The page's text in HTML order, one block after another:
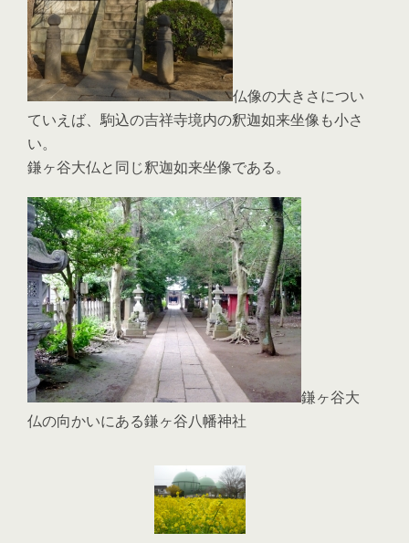
仏像の大きさについ
ていえば、駒込の吉祥寺境内の釈迦如来坐像も小さ
い。
鎌ヶ谷大仏と同じ釈迦如来坐像である。
鎌ヶ谷大
仏の向かいにある鎌ヶ谷八幡神社